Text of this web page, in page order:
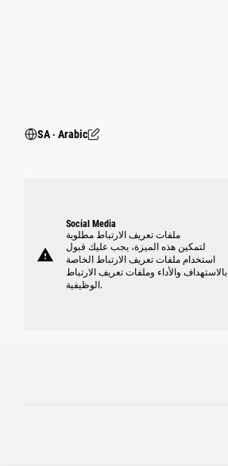
SA ‧ Arabic
warning
Social Media
ملفات تعريف الارتباط مطلوبة
لتمكين هذه الميزة، يجب عليك قبول
استخدام ملفات تعريف الارتباط الخاصة
بالاستهداف والأداء وملفات تعريف الارتباط
الوظيفية.